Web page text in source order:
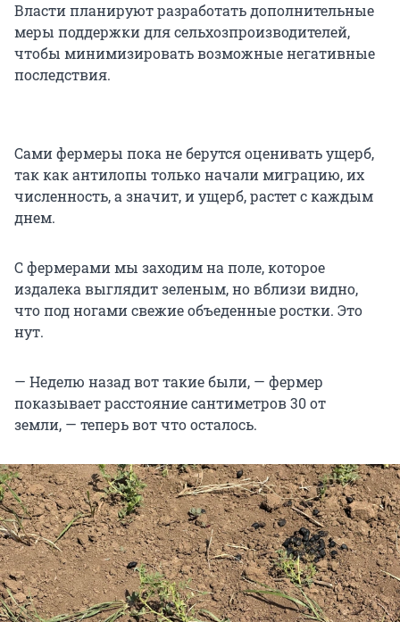
Власти планируют разработать дополнительные
меры поддержки для сельхозпроизводителей,
чтобы минимизировать возможные негативные
последствия.
Сами фермеры пока не берутся оценивать ущерб,
так как антилопы только начали миграцию, их
численность, а значит, и ущерб, растет с каждым
днем.
С фермерами мы заходим на поле, которое
издалека выглядит зеленым, но вблизи видно,
что под ногами свежие объеденные ростки. Это
нут.
— Неделю назад вот такие были, — фермер
показывает расстояние сантиметров 30 от
земли, — теперь вот что осталось.